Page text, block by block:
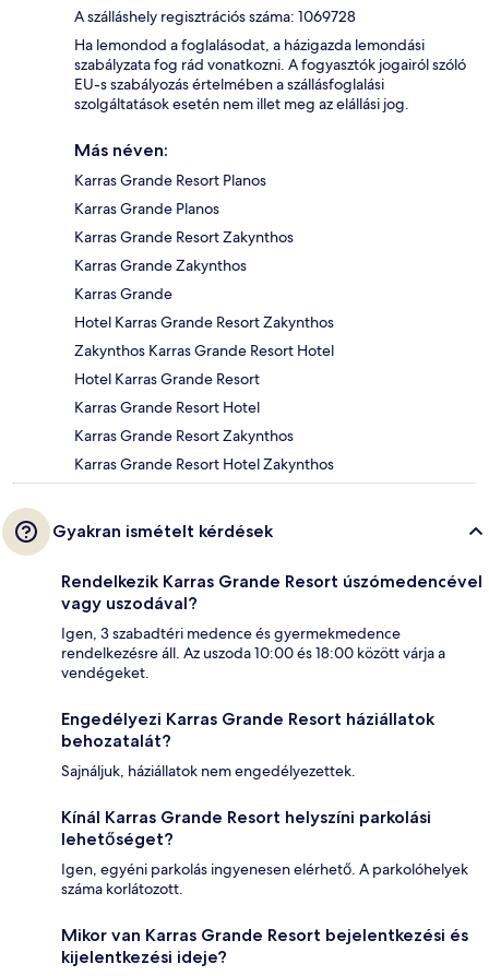
A szálláshely regisztrációs száma: 1069728
Ha lemondod a foglalásodat, a házigazda lemondási
szabályzata fog rád vonatkozni. A fogyasztók jogairól szóló
EU-s szabályozás értelmében a szállásfoglalási
szolgáltatások esetén nem illet meg az elállási jog.
Más néven:
Karras Grande Resort Planos
Karras Grande Planos
Karras Grande Resort Zakynthos
Karras Grande Zakynthos
Karras Grande
Hotel Karras Grande Resort Zakynthos
Zakynthos Karras Grande Resort Hotel
Hotel Karras Grande Resort
Karras Grande Resort Hotel
Karras Grande Resort Zakynthos
Karras Grande Resort Hotel Zakynthos
Gyakran ismételt kérdések
Rendelkezik Karras Grande Resort úszómedencével
vagy uszodával?
Igen, 3 szabadtéri medence és gyermekmedence
rendelkezésre áll. Az uszoda 10:00 és 18:00 között várja a
vendégeket.
Engedélyezi Karras Grande Resort háziállatok
behozatalát?
Sajnáljuk, háziállatok nem engedélyezettek.
Kínál Karras Grande Resort helyszíni parkolási
lehetőséget?
Igen, egyéni parkolás ingyenesen elérhető. A parkolóhelyek
száma korlátozott.
Mikor van Karras Grande Resort bejelentkezési és
kijelentkezési ideje?